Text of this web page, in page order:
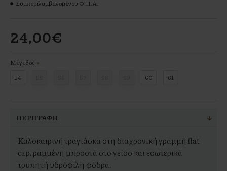
24,00€
Συμπεριλαμβανομένου Φ.Π.Α.
Μέγεθος
54
60 61
ΠΕΡΙΓΡΑΦΉ
Καλοκαιρινή τραγιάσκα στη διαχρονική γραμμή flat
cap, ραμμένη μπροστά στο γείσο και εσωτερικά
τρυπητή υδρόφιλη φόδρα.